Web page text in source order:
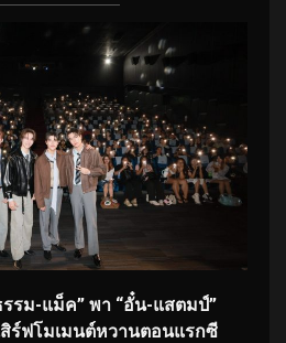
รม-แม็ค” พา “อั๋น-แสตมป์”
สิร์ฟโมเมนต์หวานตอนแรกซี